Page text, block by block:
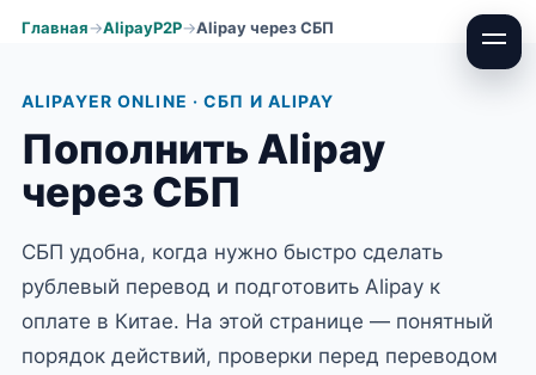
Главная AlipayP2P Alipay через СБП
ALIPAYER ONLINE · СБП И ALIPAY
Пополнить Alipay
через СБП
СБП удобна, когда нужно быстро сделать
рублевый перевод и подготовить Alipay к
оплате в Китае. На этой странице — понятный
порядок действий, проверки перед переводом